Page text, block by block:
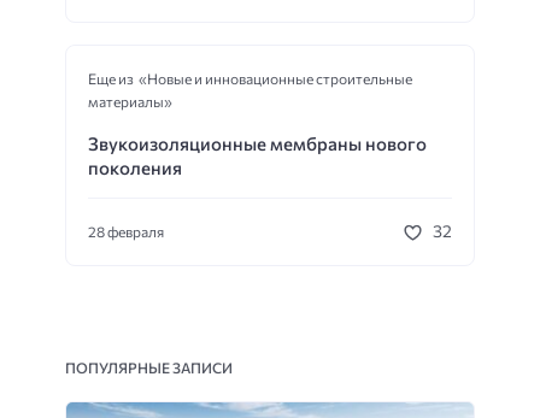
Еще из «Новые и инновационные строительные
материалы»
Звукоизоляционные мембраны нового
поколения
28 февраля 32
ПОПУЛЯРНЫЕ ЗАПИСИ